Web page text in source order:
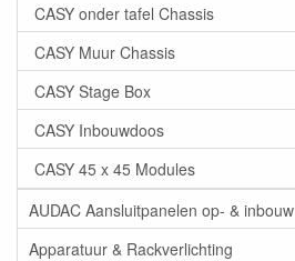
CASY onder tafel Chassis
CASY Muur Chassis
CASY Stage Box
CASY Inbouwdoos
CASY 45 x 45 Modules
AUDAC Aansluitpanelen op- & inbouw
Apparatuur & Rackverlichting